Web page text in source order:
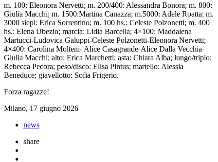
m. 100: Eleonora Nervetti; m. 200/400: Alessandra Bonora; m. 800:
Giulia Macchi; m. 1500:Martina Canazza; m.5000: Adele Roatta; m.
3000 siepi: Erica Sorrentino; m. 100 hs.: Celeste Polzonetti; m. 400
hs.: Elena Ubezio; marcia: Lidia Barcella; 4×100: Maddalena
Martucci-Ludovica Galuppi-Celeste Polzonetti-Eleonora Nervetti;
4×400: Carolina Molteni- Alice Casagrande-Alice Dalla Vecchia-
Giulia Macchi; alto: Erica Marchetti; asta: Chiara Alba; lungo/triplo:
Rebecca Pecora; peso/disco: Elisa Pintus; martello: Alessia
Beneduce; giavellotto: Sofia Frigerio.
Forza ragazze!
Milano, 17 giugno 2026
news
share